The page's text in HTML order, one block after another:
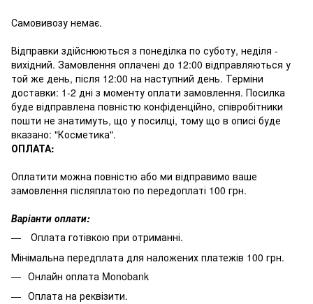
Самовивозу немає.
Відправки здійснюються з понеділка по суботу, неділя -
вихідний. Замовлення оплачені до 12:00 відправляються у
той же день, після 12:00 на наступний день. Терміни
доставки: 1-2 дні з моменту оплати замовлення. Посилка
буде відправлена повністю конфіденційно, співробітники
пошти не знатимуть, що у посилці, тому що в описі буде
вказано: "Косметика".
ОПЛАТА:
Оплатити можна повністю або ми відправимо ваше
замовлення післяплатою по передоплаті 100 грн.
Варіанти оплати:
Оплата готівкою при отриманні.
Мінімальна передплата для наложених платежів 100 грн.
Онлайн оплата Monobank
Оплата на реквізити.